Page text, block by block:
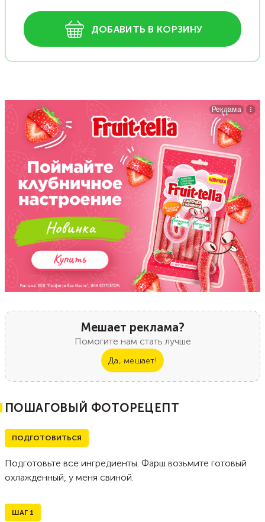
ДОБАВИТЬ В КОРЗИНУ
Мешает реклама?
Помогите нам стать лучше
Да, мешает!
ПОШАГОВЫЙ ФОТОРЕЦЕПТ
ПОДГОТОВИТЬСЯ
Подготовьте все ингредиенты. Фарш возьмите готовый
охлажденный, у меня свиной.
ШАГ 1